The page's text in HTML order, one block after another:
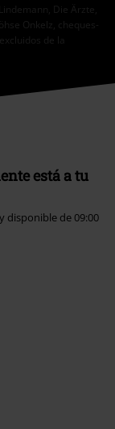
Die Ärzte,
Onkelz, cheques-
de la
está a tu
disponible de 09:00